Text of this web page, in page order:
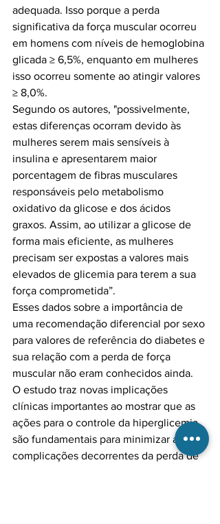
adequada. Isso porque a perda
significativa da força muscular ocorreu
em homens com níveis de hemoglobina
glicada ≥ 6,5%, enquanto em mulheres
isso ocorreu somente ao atingir valores
≥ 8,0%.
Segundo os autores, "possivelmente,
estas diferenças ocorram devido às
mulheres serem mais sensíveis à
insulina e apresentarem maior
porcentagem de fibras musculares
responsáveis pelo metabolismo
oxidativo da glicose e dos ácidos
graxos. Assim, ao utilizar a glicose de
forma mais eficiente, as mulheres
precisam ser expostas a valores mais
elevados de glicemia para terem a sua
força comprometida”.
Esses dados sobre a importância de
uma recomendação diferencial por sexo
para valores de referência do diabetes e
sua relação com a perda de força
muscular não eram conhecidos ainda.
O estudo traz novas implicações
clínicas importantes ao mostrar que as
ações para o controle da hiperglicemia
são fundamentais para minimizar as
complicações decorrentes da perda de